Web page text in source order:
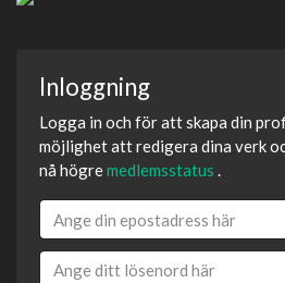
Inloggning
Logga in och för att skapa din
möjlighet att redigera dina verk
nå högremedlemsstatus .